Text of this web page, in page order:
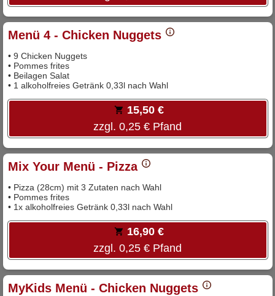
Menü 4 - Chicken Nuggets
• 9 Chicken Nuggets
• Pommes frites
• Beilagen Salat
• 1 alkoholfreies Getränk 0,33l nach Wahl
15,50 €
zzgl. 0,25 € Pfand
Mix Your Menü - Pizza
• Pizza (28cm) mit 3 Zutaten nach Wahl
• Pommes frites
• 1x alkoholfreies Getränk 0,33l nach Wahl
16,90 €
zzgl. 0,25 € Pfand
MyKids Menü - Chicken Nuggets